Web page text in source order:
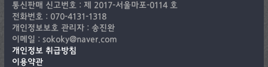
통신판매 신고번호 : 제 2017-서울마포-0114 호
전화번호 : 070-4131-1318
개인정보보호 관리자 : 송진완
이메일 : sokoky@naver.com
개인정보 취급방침
이용약관